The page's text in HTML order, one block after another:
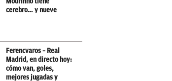
cerebro… y nueve
Ferencvaros – Real
Madrid, en directo hoy:
cómo van, goles,
mejores jugadas y